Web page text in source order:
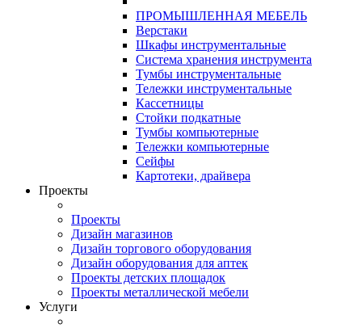
ПРОМЫШЛЕННАЯ МЕБЕЛЬ
Верстаки
Шкафы инструментальные
Система хранения инструмента
Тумбы инструментальные
Тележки инструментальные
Кассетницы
Стойки подкатные
Тумбы компьютерные
Тележки компьютерные
Сейфы
Картотеки, драйвера
Проекты
Проекты
Дизайн магазинов
Дизайн торгового оборудования
Дизайн оборудования для аптек
Проекты детских площадок
Проекты металлической мебели
Услуги